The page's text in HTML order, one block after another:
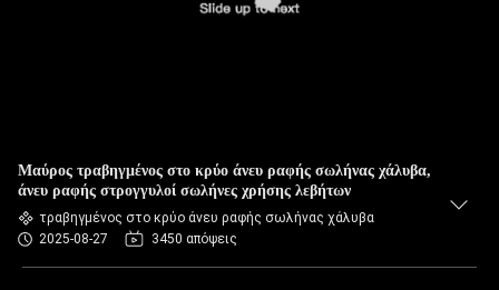
Μαύρος τραβηγμένος στο κρύο άνευ ραφής σωλήνας χάλυβα,
άνευ ραφής στρογγυλοί σωλήνες χρήσης λεβήτων
τραβηγμένος στο κρύο άνευ ραφής σωλήνας χάλυβα
2025-08-27
3450 απόψεις